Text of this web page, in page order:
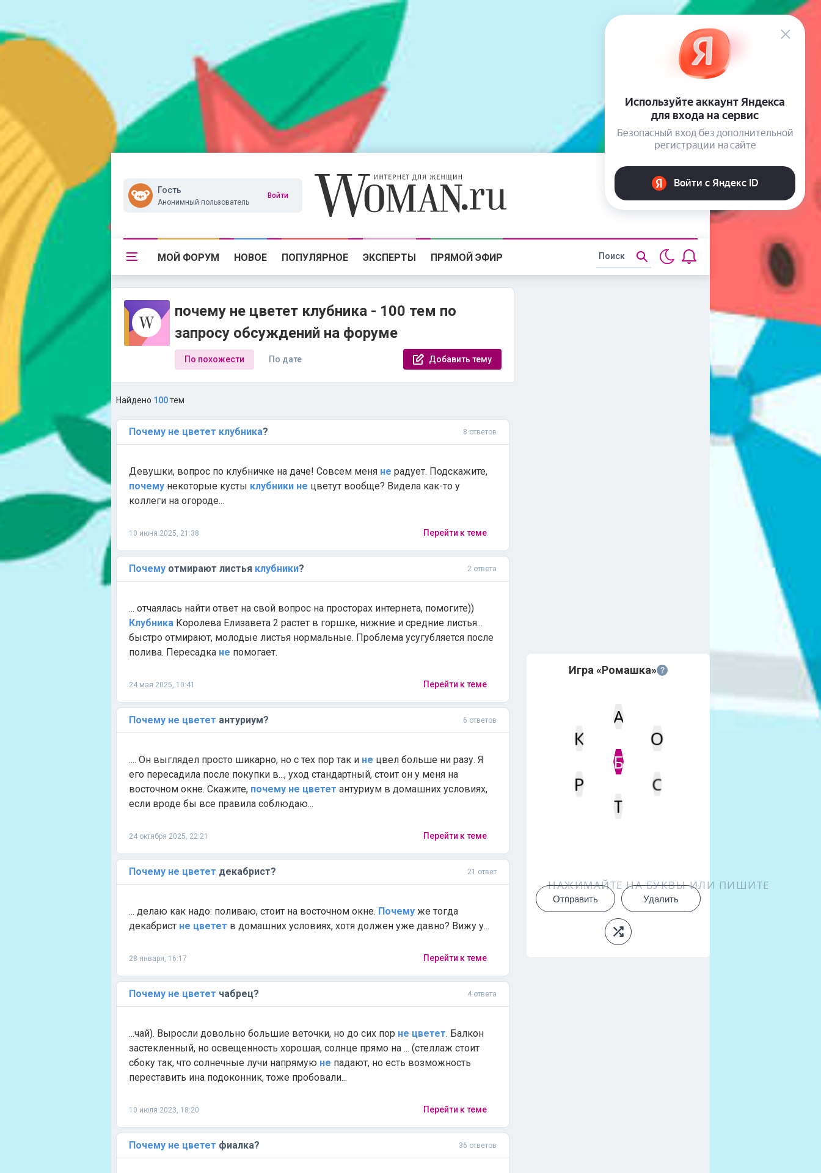
Гость
Анонимный пользователь
Войти
МОЙ ФОРУМ НОВОЕ ПОПУЛЯРНОЕ ЭКСПЕРТЫ ПРЯМОЙ ЭФИР
почему не цветет клубника - 100 тем по
запросу обсуждений на форуме
По похожести По дате Добавить тему
Найдено 100тем
Почему не цветет клубника? 8 ответов
Девушки, вопрос по клубничке на даче! Совсем меня не радует. Подскажите,
почему некоторые кусты клубники не цветут вообще? Видела как-то у
коллеги на огороде...
10 июня 2025, 21:38 Перейти к теме
Почему отмирают листья клубники? 2 ответа
... отчаялась найти ответ на свой вопрос на просторах интернета, помогите))
Клубника Королева Елизавета 2 растет в горшке, нижние и средние листья...
быстро отмирают, молодые листья нормальные. Проблема усугубляется после
полива. Пересадка не помогает.
24 мая 2025, 10:41 Перейти к теме
Почему не цветет антуриум? 6 ответов
.... Он выглядел просто шикарно, но с тех пор так и не цвел больше ни разу. Я
его пересадила после покупки в..., уход стандартный, стоит он у меня на
восточном окне. Скажите, почему не цветет антуриум в домашних условиях,
если вроде бы все правила соблюдаю...
24 октября 2025, 22:21 Перейти к теме
Почему не цветет декабрист? 21 ответ
... делаю как надо: поливаю, стоит на восточном окне. Почему же тогда
декабрист не цветет в домашних условиях, хотя должен уже давно? Вижу у...
28 января, 16:17 Перейти к теме
Почему не цветет чабрец? 4 ответа
...чай). Выросли довольно большие веточки, но до сих пор не цветет. Балкон
застекленный, но освещенность хорошая, солнце прямо на ... (стеллаж стоит
сбоку так, что солнечные лучи напрямую не падают, но есть возможность
переставить ина подоконник, тоже пробовали...
10 июля 2023, 18:20 Перейти к теме
Почему не цветет фиалка? 36 ответов
Игра «Ромашка» ?
Мин. кол-во очков
Б
А
К
О
Р
С
Т
НАЖИМАЙТЕ НА БУКВЫ ИЛИ ПИШИТЕ
Отправить Удалить